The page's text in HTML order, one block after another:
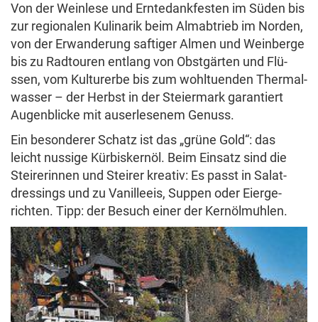
tv Krone TV expand_more
Aufklappen
podcasts Podcast
FirmenABC
Rezept der Woche
Ratgeber
Wohnwelten
Special Deals
Von der Wein­lese und Ernte­dank­festen im Süden bis
zur regio­nalen Kuli­narik beim Almab­trieb im Norden,
von der Erwan­de­rung saftiger Almen und Wein­berge
bis zu Radtouren entlang von Obst­gä­rten und Flü­
ssen, vom Kultur­erbe bis zum wohl­tu­enden Ther­mal­
wasser – der Herbst in der Stei­er­mark garan­tiert
Augen­blicke mit auser­le­senem Genuss.
Ein beson­derer Schatz ist das „grüne Gold“: das
leicht nussige Kürbi­sker­nöl. Beim Einsatz sind die
Stei­re­rinnen und Steirer kreativ: Es passt in Salat­
dres­sings und zu Vanil­leeis, Suppen oder Eier­ge­
richten. Tipp: der Besuch einer der Kernö­lmu­̈hlen.